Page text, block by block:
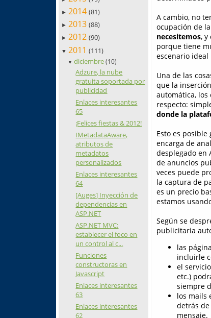
► 2014 (81)
► 2013 (88)
► 2012 (90)
▼ 2011 (111)
▼ diciembre(10)
Adzure, la nube
gratuita soportada por
publicidad
Enlaces interesantes
65
¡Felices fiestas & 2012!
IMetadataAware,
atributos de
metadatos
personalizados
Enlaces interesantes
64
[Auges] Inyección de
dependencias en
ASP.NET
ASP.NET MVC:
establecer el foco en
un control al c...
Funciones
constructoras en
Javascript
Enlaces interesantes
63
Enlaces interesantes
62
A cambio, no
ocupación de
necesitemos, y
porque tiene
escenario ideal
Una de las
que la
automática,
respecto:
donde la
Esto es posible
encarga de
desplegado en
de anuncios
veces puede
la captura de
es un precio
estamos
Según se
publicitaria
las
incluirle
el
etc.)
siempre
los mails
detrás
mensaje.